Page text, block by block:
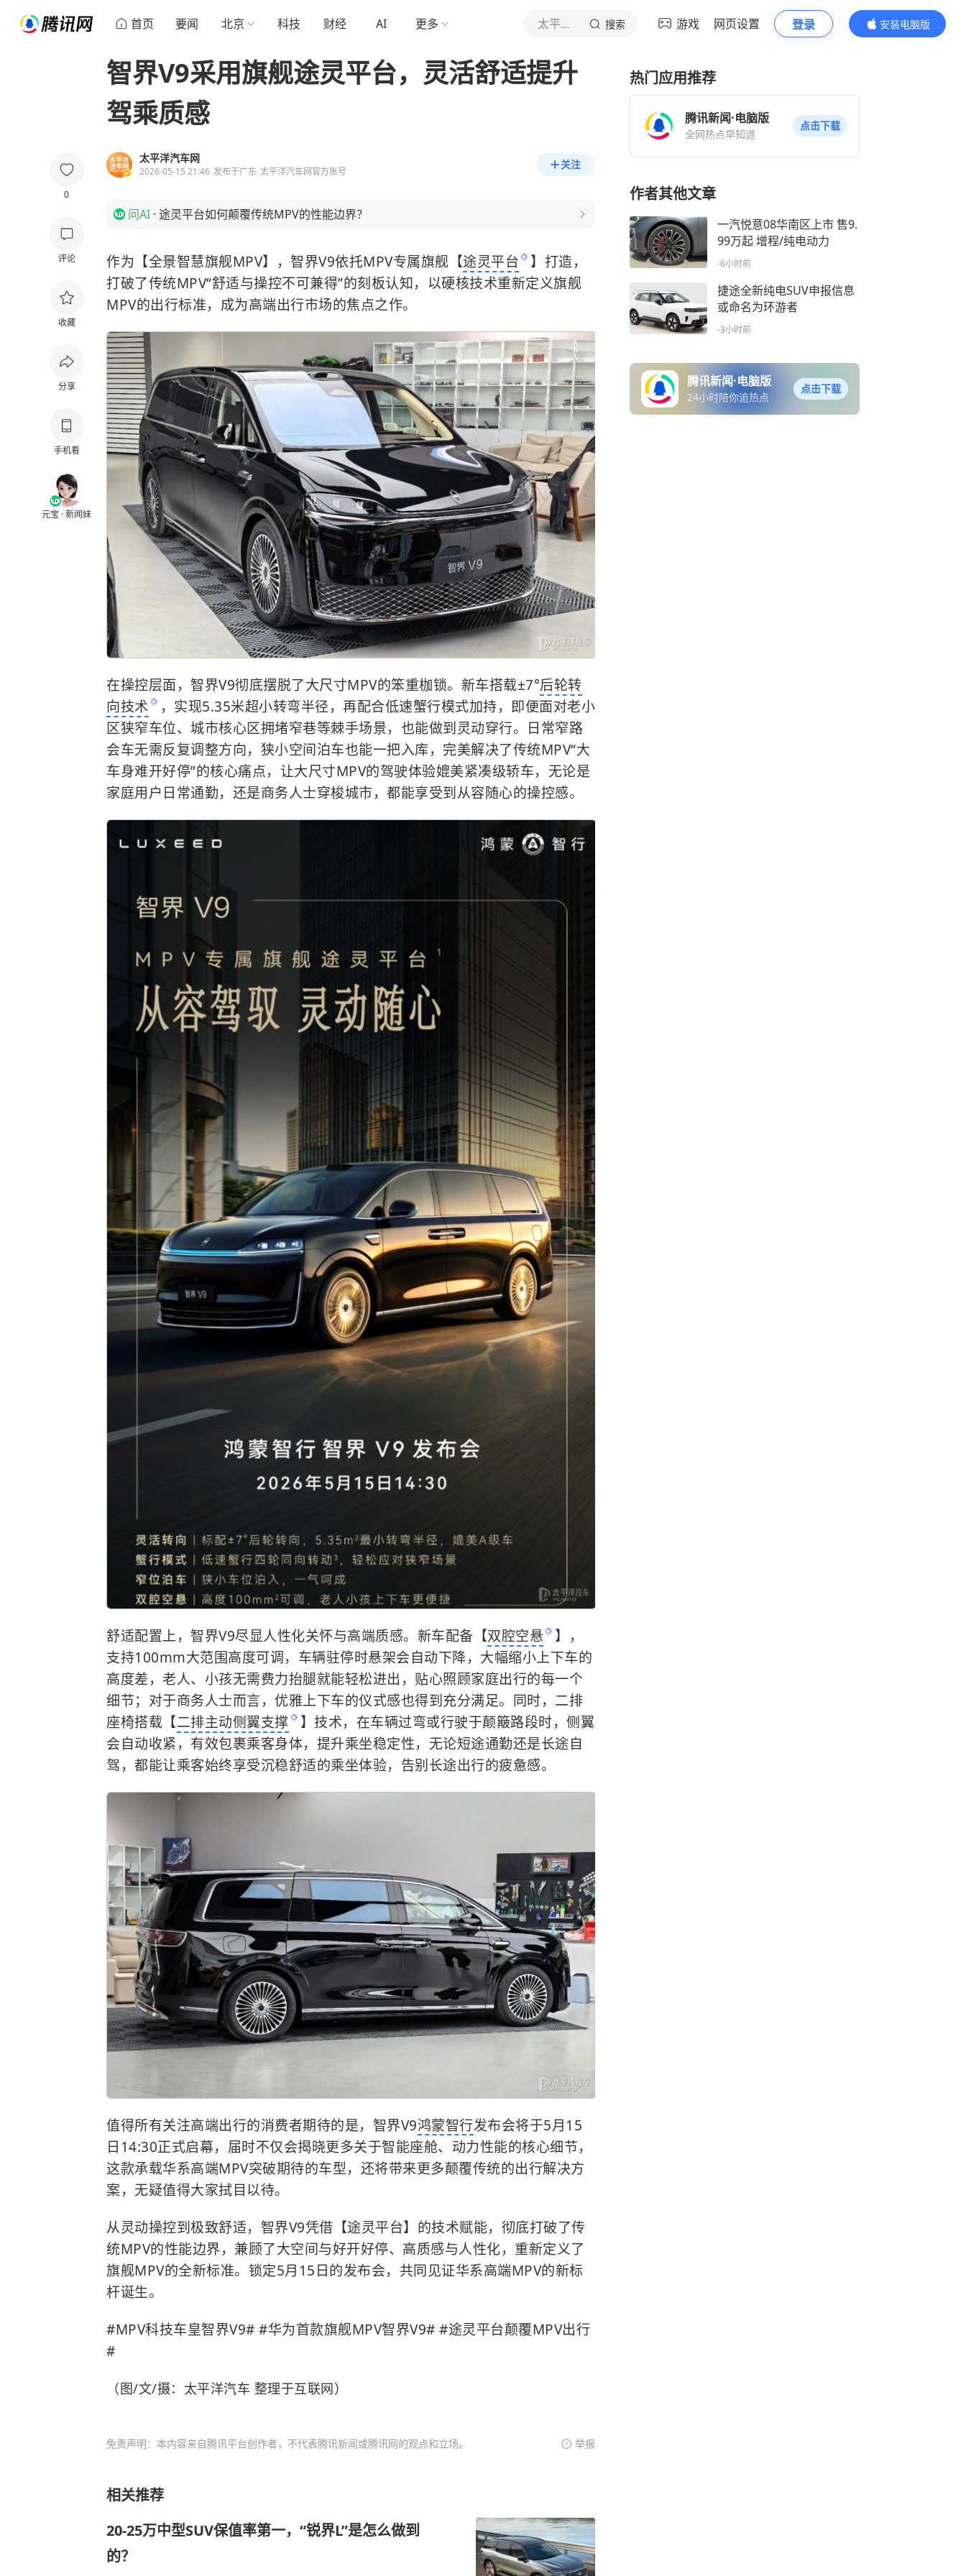
首页 要闻 北京 科技 财经 AI 更多 太平洋汽车网 搜索 游戏 网页设置 登录
安装电脑版
内容更精彩
0
评论
收藏
分享
手机看
元宝 · 新闻妹
智界V9采用旗舰途灵平台，灵活舒适提升
驾乘质感
太平洋汽车网
2026-05-15 21:46 发布于广东 太平洋汽车网官方账号
关注
问AI · 途灵平台如何颠覆传统MPV的性能边界？
作为【全景智慧旗舰MPV】，智界V9依托MPV专属旗舰【途灵平台
】打造，
打破了传统MPV“舒适与操控不可兼得”的刻板认知，以硬核技术重新定义旗舰
MPV的出行标准，成为高端出行市场的焦点之作。
在操控层面，智界V9彻底摆脱了大尺寸MPV的笨重枷锁。新车搭载±7°后轮转
向技术
，实现5.35米超小转弯半径，再配合低速蟹行模式加持，即便面对老小
区狭窄车位、城市核心区拥堵窄巷等棘手场景，也能做到灵动穿行。日常窄路
会车无需反复调整方向，狭小空间泊车也能一把入库，完美解决了传统MPV“大
车身难开好停”的核心痛点，让大尺寸MPV的驾驶体验媲美紧凑级轿车，无论是
家庭用户日常通勤，还是商务人士穿梭城市，都能享受到从容随心的操控感。
舒适配置上，智界V9尽显人性化关怀与高端质感。新车配备【双腔空悬
】，
支持100mm大范围高度可调，车辆驻停时悬架会自动下降，大幅缩小上下车的
高度差，老人、小孩无需费力抬腿就能轻松进出，贴心照顾家庭出行的每一个
细节；对于商务人士而言，优雅上下车的仪式感也得到充分满足。同时，二排
座椅搭载【二排主动侧翼支撑
】技术，在车辆过弯或行驶于颠簸路段时，侧翼
会自动收紧，有效包裹乘客身体，提升乘坐稳定性，无论短途通勤还是长途自
驾，都能让乘客始终享受沉稳舒适的乘坐体验，告别长途出行的疲惫感。
值得所有关注高端出行的消费者期待的是，智界V9鸿蒙智行发布会将于5月15
日14:30正式启幕，届时不仅会揭晓更多关于智能座舱、动力性能的核心细节，
这款承载华系高端MPV突破期待的车型，还将带来更多颠覆传统的出行解决方
案，无疑值得大家拭目以待。
从灵动操控到极致舒适，智界V9凭借【途灵平台】的技术赋能，彻底打破了传
统MPV的性能边界，兼顾了大空间与好开好停、高质感与人性化，重新定义了
旗舰MPV的全新标准。锁定5月15日的发布会，共同见证华系高端MPV的新标
杆诞生。
#MPV科技车皇智界V9# #华为首款旗舰MPV智界V9# #途灵平台颠覆MPV出行
#
（图/文/摄：太平洋汽车 整理于互联网）
免责声明：本内容来自腾讯平台创作者，不代表腾讯新闻或腾讯网的观点和立场。 举报
相关推荐
20-25万中型SUV保值率第一，“锐界L”是怎么做到
的？
热门应用推荐
腾讯新闻·电脑版
全网热点早知道
点击下载
作者其他文章
一汽悦意08华南区上市 售9.
99万起 增程/纯电动力
-6小时前
捷途全新纯电SUV申报信息
或命名为环游者
-3小时前
腾讯新闻·电脑版
24小时陪你追热点
点击下载